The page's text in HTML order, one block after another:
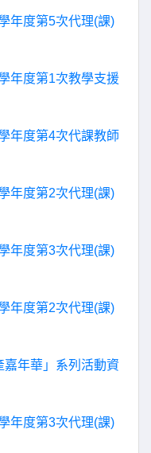
年度第5次代理(課)
年度第1次教學支援
年度第4次代課教師
年度第2次代理(課)
年度第3次代理(課)
年度第2次代理(課)
年華」系列活動資
年度第3次代理(課)